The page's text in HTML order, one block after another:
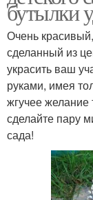
бутылки
Очень
сделанный из
украсить ваш
руками, имея
жгучее желание
сделайте пару
сада!